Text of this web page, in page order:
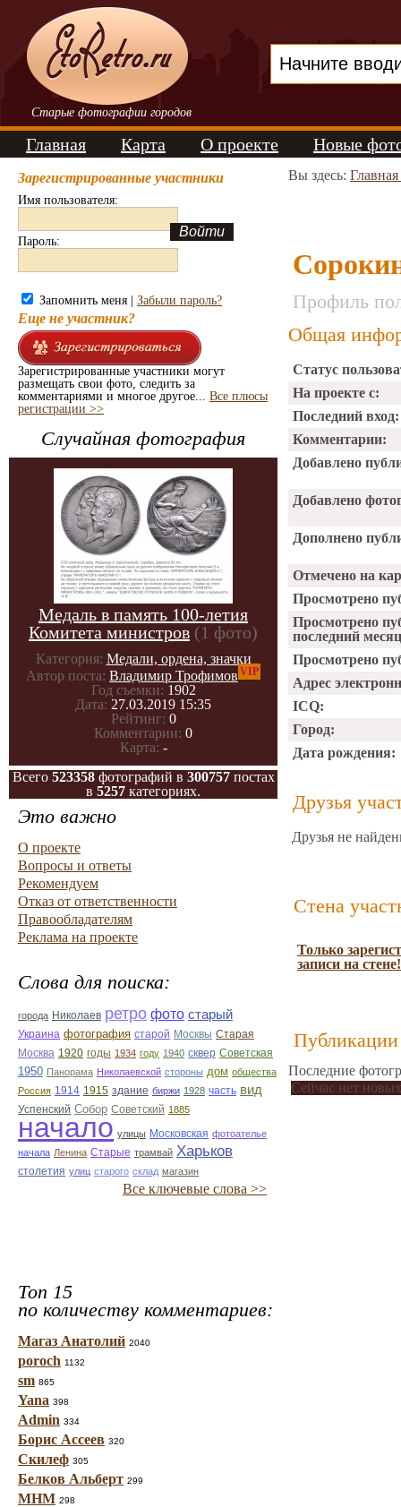
Старые фотографии городов
Главная Карта О проекте Новые
Зарегистрированные участники
Имя пользователя:
Пароль:
Запомнить меня | Забыли пароль?
Еще не участник?
Зарегистрированные участники могут
размещать свои фото, следить за
комментариями и многое другое... Все плюсы
регистрации >>
Случайная фотография
Медаль в память 100-летия
Комитета министров (1 фото)
Категория: Медали, ордена, значки
Автор поста: Владимир Трофимов VIP
Год съемки: 1902
Дата: 27.03.2019 15:35
Рейтинг: 0
Комментарии: 0
Карта: -
Всего 523358фотографий в 300757постах
в 5257 категориях.
Это важно
О проекте
Вопросы и ответы
Рекомендуем
Отказ от ответственности
Правообладателям
Реклама на проекте
Слова для поиска:
города Николаев ретро фото старый
Украина фотография старой Москвы Старая
Москва 1920 годы 1934 году 1940 сквер Советская
1950 Панорама Николаевской стороны дом общества
Россия 1914 1915 здание биржи 1928 часть вид
Успенский Собор Советский 1885
начало улицы Московская фотоателье
начала Ленина Старые трамвай Харьков
столетия улиц старого склад магазин
Все ключевые слова >>
Топ 15
по количеству комментариев:
Магаз Анатолий 2040
poroch 1132
sm 865
Yana 398
Admin 334
Борис Ассеев 320
Скилеф 305
Белков Альберт 299
МНМ 298
Вы здесь:
Профиль
Общая
Статус
На проекте с:
Последний вход:
Комментарии:
Добавлено
Добавлено
Дополнено
Отмечено на
Просмотрено
Просмотрено
последний
Просмотрено
Адрес
ICQ:
Город:
Дата рождения:
Друзья
Друзья не
Стена
Только
записи на стене!
Публикации
Последние
Сейчас нет